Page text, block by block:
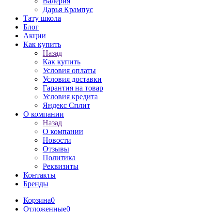
Дарья Крампус
Тату школа
Блог
Акции
Как купить
Назад
Как купить
Условия оплаты
Условия доставки
Гарантия на товар
Условия кредита
Яндекс Сплит
О компании
Назад
О компании
Новости
Отзывы
Политика
Реквизиты
Контакты
Бренды
Корзина0
Отложенные0